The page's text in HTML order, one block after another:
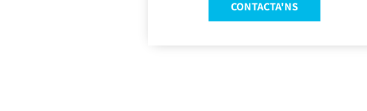
CONTACTA'NS